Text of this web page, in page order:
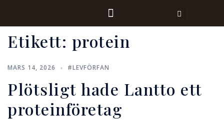
Etikett: protein
MARS 14, 2026 #LEVFÖRFAN
Plötsligt hade Lantto ett
proteinföretag